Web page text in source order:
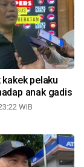
pelaku
anak gadis
WIB